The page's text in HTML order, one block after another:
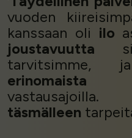
vuoden
kanssaan oli ilo
joustavuutta
tarvitsimme,
erinomaista
täsmälleen